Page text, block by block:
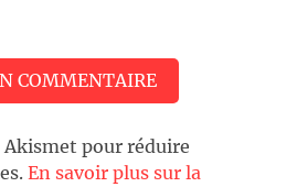
Akismet pour réduire
En savoir plus sur la